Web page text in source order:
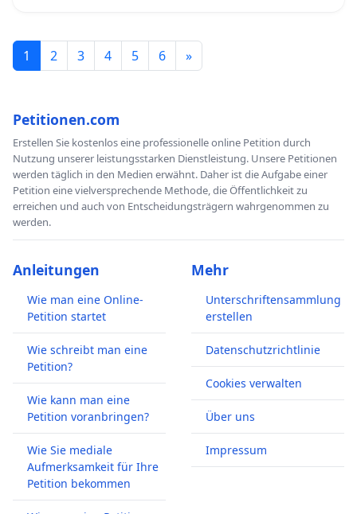
1 2 3 4 5 6 »
Petitionen.com
Erstellen Sie kostenlos eine professionelle online Petition durch
Nutzung unserer leistungsstarken Dienstleistung. Unsere Petitionen
werden täglich in den Medien erwähnt. Daher ist die Aufgabe einer
Petition eine vielversprechende Methode, die Öffentlichkeit zu
erreichen und auch von Entscheidungsträgern wahrgenommen zu
werden.
Anleitungen
Wie man eine Online-
Petition startet
Wie schreibt man eine
Petition?
Wie kann man eine
Petition voranbringen?
Wie Sie mediale
Aufmerksamkeit für Ihre
Petition bekommen
Mehr
Unterschriftensammlung
erstellen
Datenschutzrichtlinie
Cookies verwalten
Über uns
Impressum